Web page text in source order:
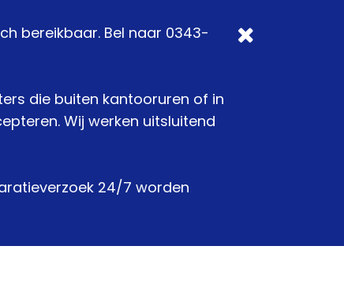
bereikbaar. Bel naar 0343-
die buiten kantooruren of in
Wij werken uitsluitend
24/7 worden